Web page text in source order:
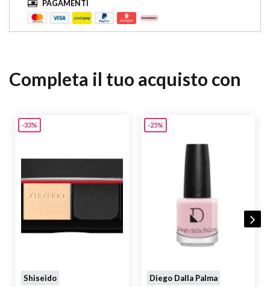
PAGAMENTI
Completa il tuo acquisto con
-33%
Shiseido
-25%
Diego Dalla Palma